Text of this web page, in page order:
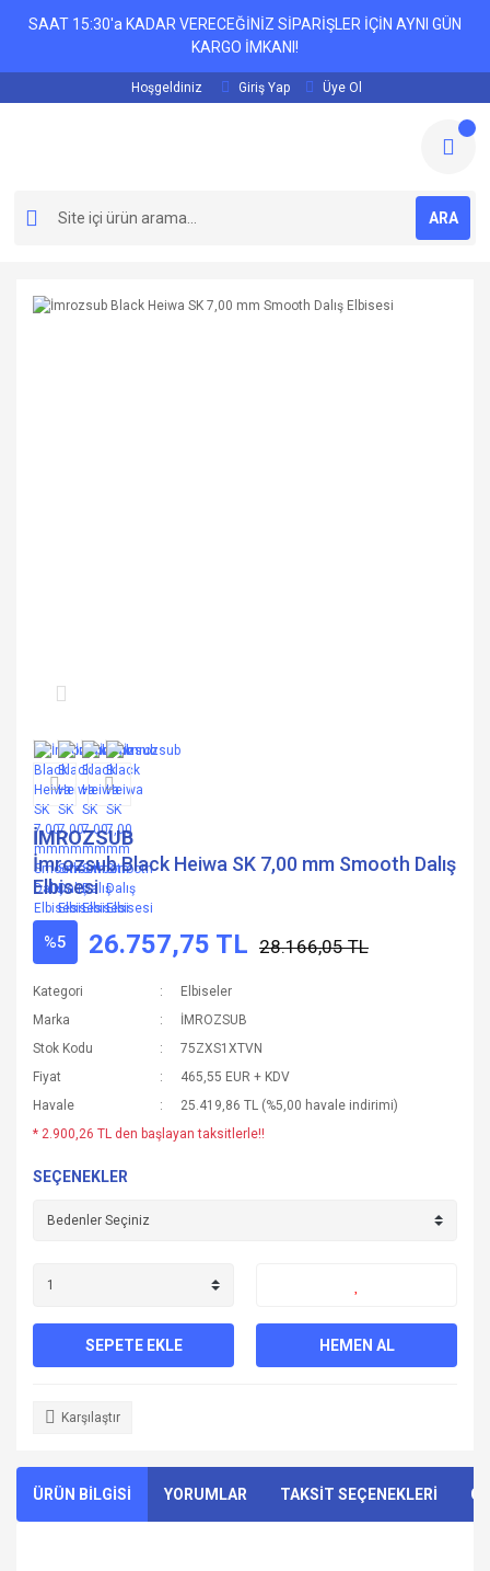
SAAT 15:30'a KADAR VERECEĞİNİZ SİPARİŞLER İÇİN AYNI GÜN
KARGO İMKANI!
Hoşgeldiniz Giriş Yap Üye Ol
ARA
İMROZSUB
İmrozsub Black Heiwa SK 7,00 mm Smooth Dalış
Elbisesi
%5 26.757,75 TL 28.166,05 TL
Kategori
Elbiseler
Marka
İMROZSUB
Stok Kodu
75ZXS1XTVN
Fiyat
465,55 EUR + KDV
Havale
25.419,86 TL (%5,00 havale indirimi)
* 2.900,26 TL den başlayan taksitlerle!!
SEÇENEKLER
SEPETE EKLE HEMEN AL
Karşılaştır
ÜRÜN BİLGİSİ YORUMLAR TAKSİT SEÇENEKLERİ